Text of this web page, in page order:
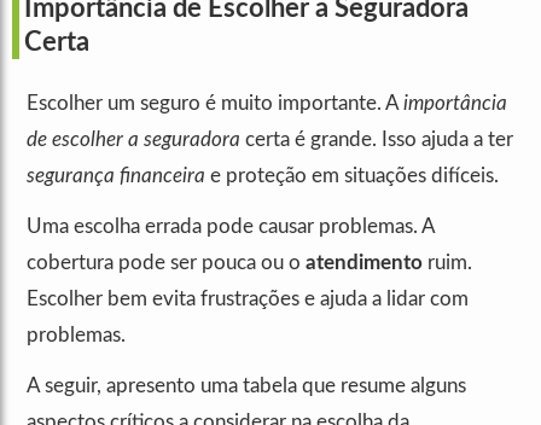
Importância de Escolher a Seguradora
Certa
Escolher um seguro é muito importante. A importância
de escolher a seguradora certa é grande. Isso ajuda a ter
segurança financeira e proteção em situações difíceis.
Uma escolha errada pode causar problemas. A
cobertura pode ser pouca ou o atendimento ruim.
Escolher bem evita frustrações e ajuda a lidar com
problemas.
A seguir, apresento uma tabela que resume alguns